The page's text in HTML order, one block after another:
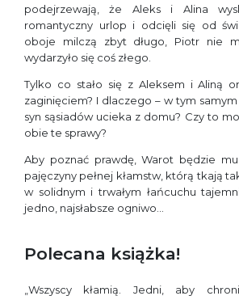
podejrzewają, że Aleks i Alina
romantyczny urlop i odcięli się od
oboje milczą zbyt długo, Piotr nie
wydarzyło się coś złego.
Tylko co stało się z Aleksem i Aliną
zaginięciem? I dlaczego – w tym
syn sąsiadów ucieka z domu? Czy to
obie te sprawy?
Aby poznać prawdę, Warot będzie
pajęczyny pełnej kłamstw, którą tkają
w solidnym i trwałym łańcuchu
jedno, najsłabsze ogniwo…
Polecana książka!
„Wszyscy kłamią. Jedni, aby